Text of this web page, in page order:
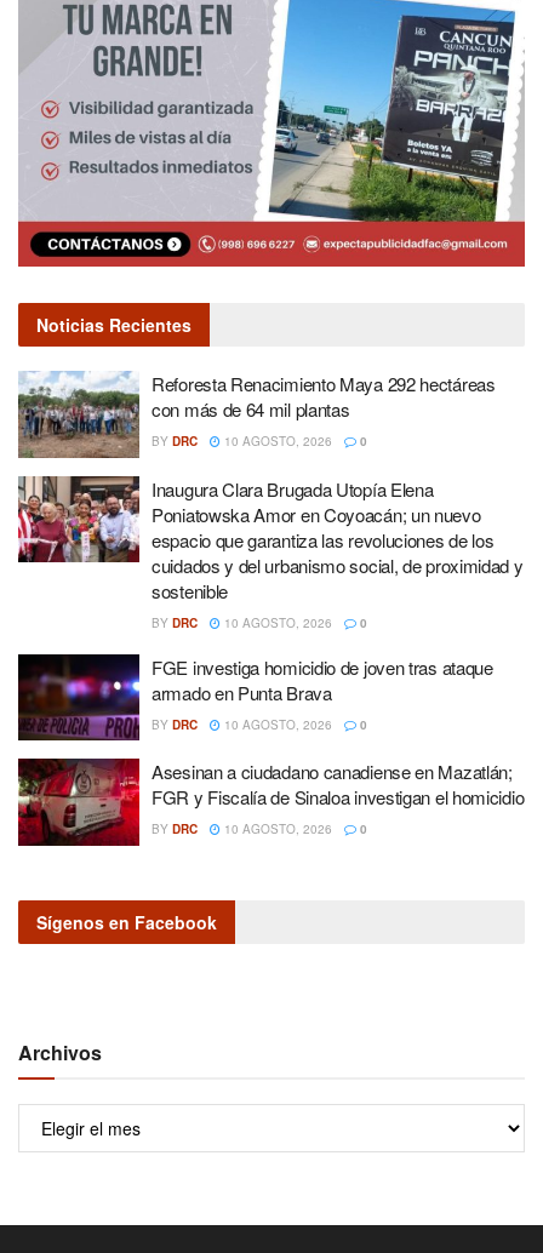
Noticias Recientes
Reforesta Renacimiento Maya 292 hectáreas
con más de 64 mil plantas
BY DRC 10 AGOSTO, 2026 0
Inaugura Clara Brugada Utopía Elena
Poniatowska Amor en Coyoacán; un nuevo
espacio que garantiza las revoluciones de los
cuidados y del urbanismo social, de proximidad y
sostenible
BY DRC 10 AGOSTO, 2026 0
FGE investiga homicidio de joven tras ataque
armado en Punta Brava
BY DRC 10 AGOSTO, 2026 0
Asesinan a ciudadano canadiense en Mazatlán;
FGR y Fiscalía de Sinaloa investigan el homicidio
BY DRC 10 AGOSTO, 2026 0
Sígenos en Facebook
Archivos